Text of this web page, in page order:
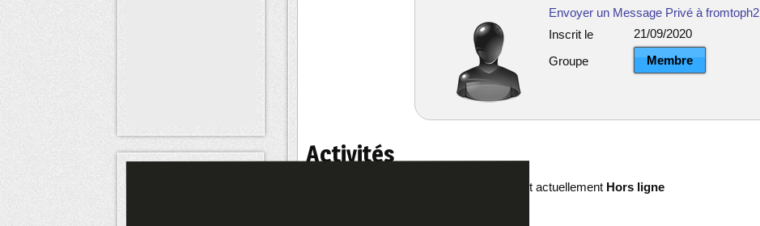
Envoyer un Message Privé à fromtoph2
Inscrit le
21/09/2020
Groupe Membre
Activités
fromtoph2 est actuellement Hors ligne